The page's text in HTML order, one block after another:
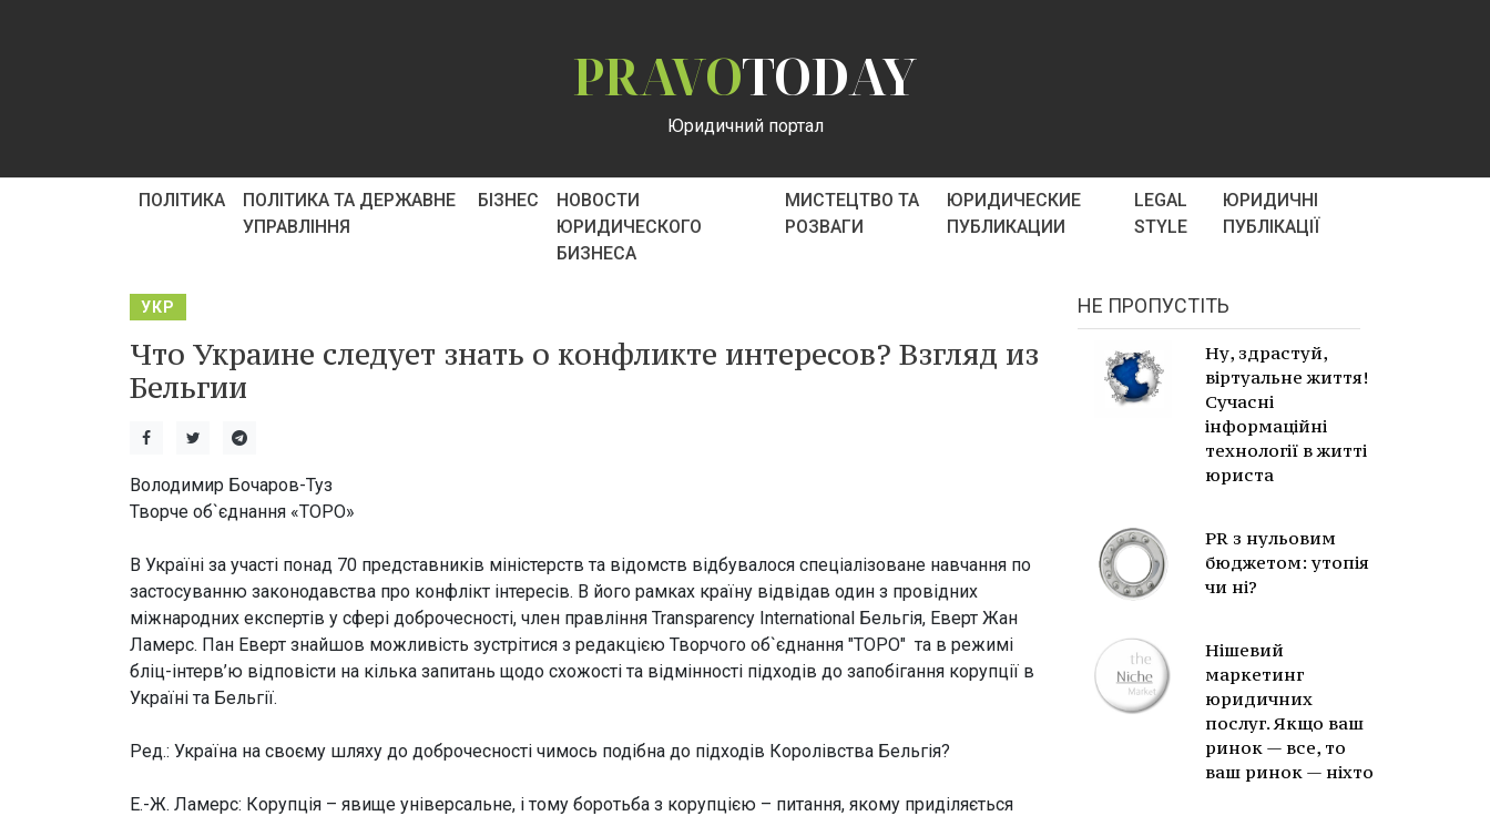
PRAVOTODAY
Юридичний портал
ПОЛІТИКА
ПОЛІТИКА ТА ДЕРЖАВНЕ
УПРАВЛІННЯ
БІЗНЕС
НОВОСТИ
ЮРИДИЧЕСКОГО
БИЗНЕСА
МИСТЕЦТВО ТА
РОЗВАГИ
ЮРИДИЧЕСКИЕ
ПУБЛИКАЦИИ
LEGAL
STYLE
ЮРИДИЧНІ
ПУБЛІКАЦІЇ
УКР
Что Украине следует знать о конфликте интересов? Взгляд из
Бельгии
Володимир Бочаров-Туз
Творче об`єднання «ТОРО»
В Україні за участі понад 70 представників міністерств та відомств відбувалося спеціалізоване навчання по
застосуванню законодавства про конфлікт інтересів. В його рамках країну відвідав один з провідних
міжнародних експертів у сфері доброчесності, член правління Transparency International Бельгія, Еверт Жан
Ламерс. Пан Еверт знайшов можливість зустрітися з редакцією Творчого об`єднання "ТОРО" та в режимі
бліц-інтерв’ю відповісти на кілька запитань щодо схожості та відмінності підходів до запобігання корупції в
Україні та Бельгії.
Ред.: Україна на своєму шляху до доброчесності чимось подібна до підходів Королівства Бельгія?
Е.-Ж. Ламерс: Корупція – явище універсальне, і тому боротьба з корупцією – питання, якому приділяється
НЕ ПРОПУСТІТЬ
Ну, здрастуй,
віртуальне життя!
Сучасні
інформаційні
технології в житті
юриста
PR з нульовим
бюджетом: утопія
чи ні?
Нішевий
маркетинг
юридичних
послуг. Якщо ваш
ринок — все, то
ваш ринок — ніхто